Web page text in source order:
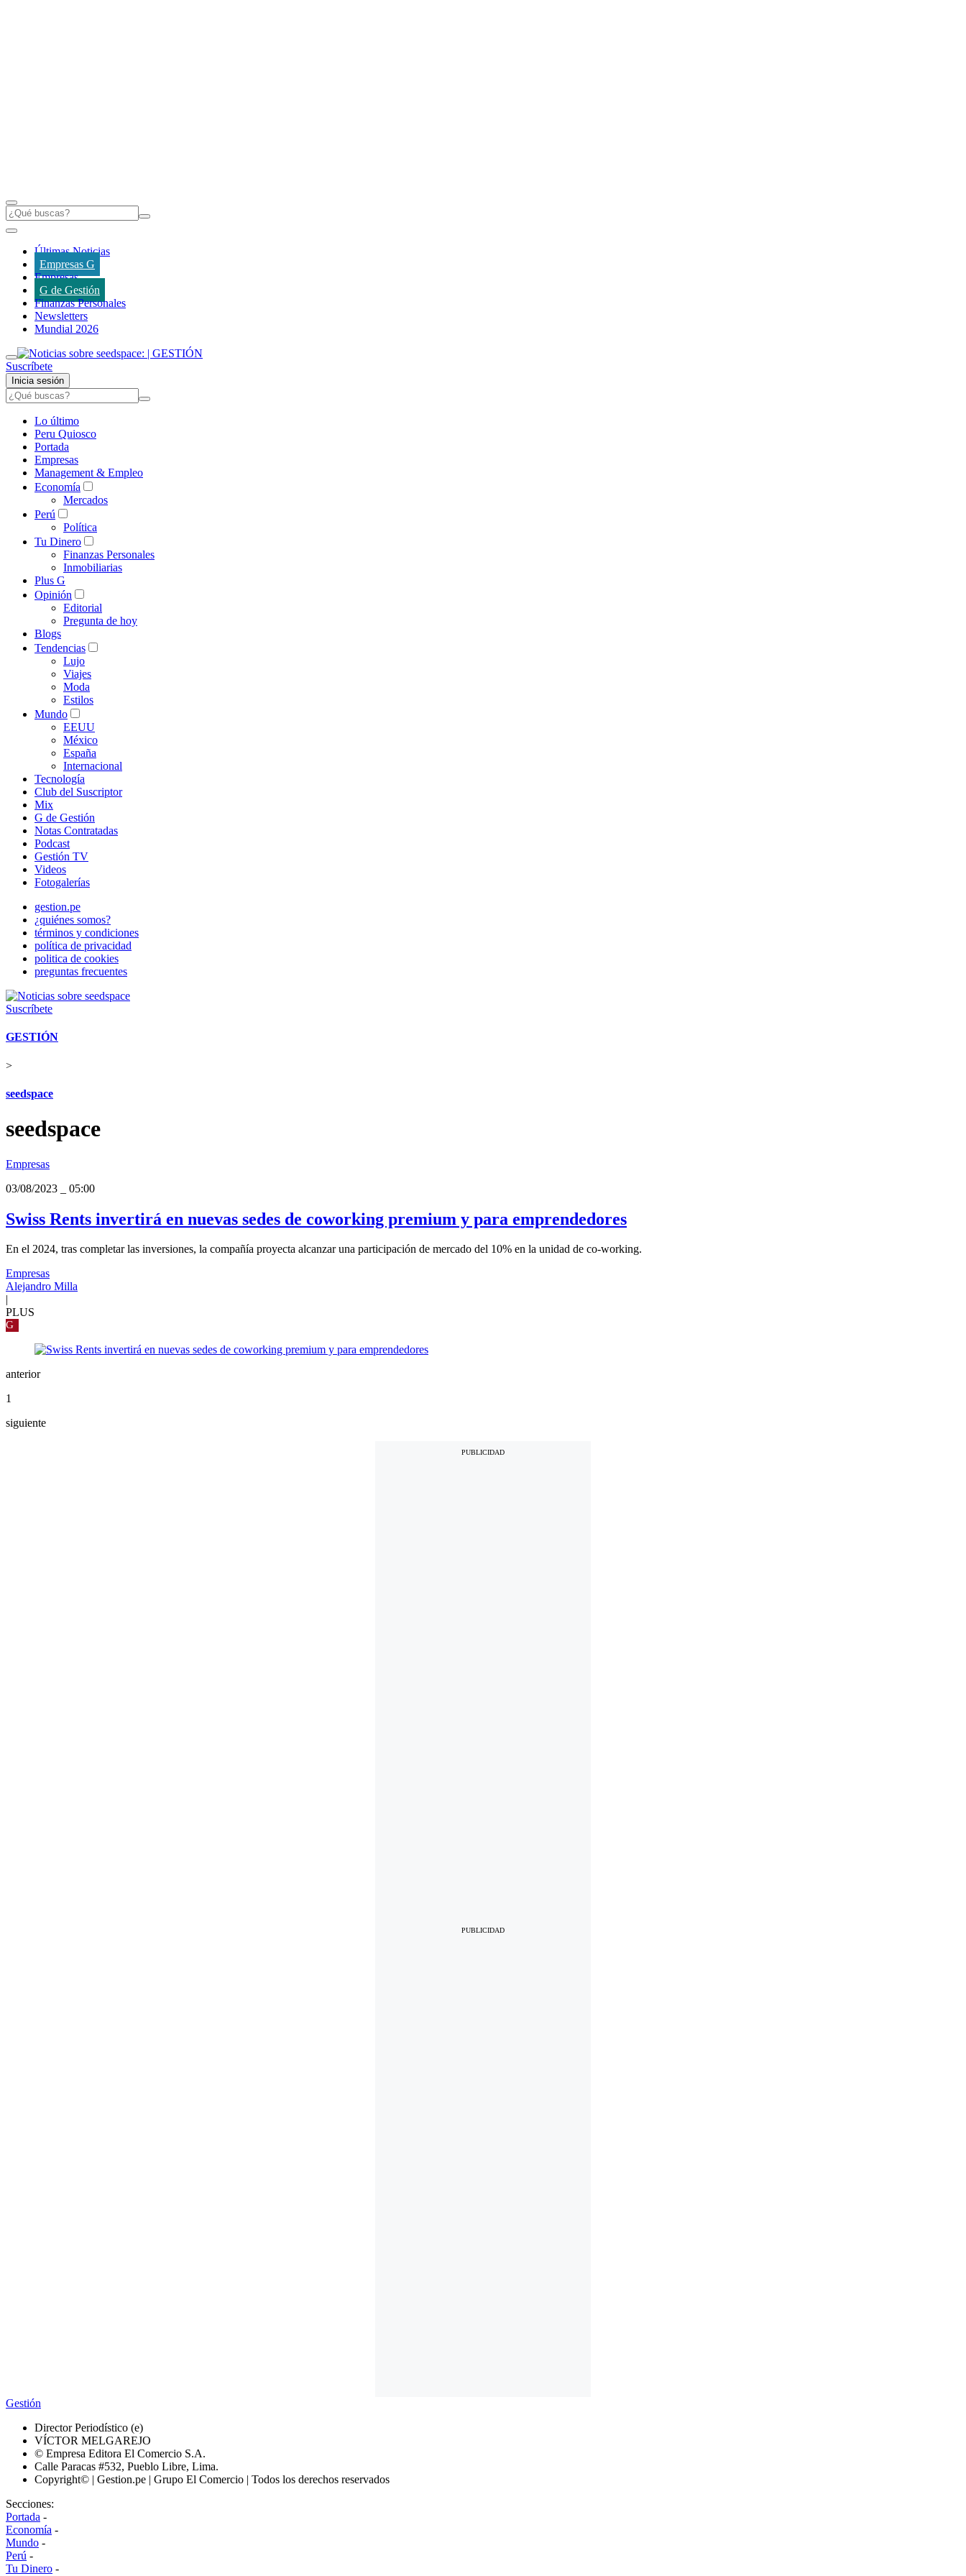
Últimas Noticias
Empresas G
Empresas
G de Gestión
Finanzas Personales
Newsletters
Mundial 2026
Suscríbete
Inicia sesión
Lo último
Peru Quiosco
Portada
Empresas
Management & Empleo
Economía
Mercados
Perú
Política
Tu Dinero
Finanzas Personales
Inmobiliarias
Plus G
Opinión
Editorial
Pregunta de hoy
Blogs
Tendencias
Lujo
Viajes
Moda
Estilos
Mundo
EEUU
México
España
Internacional
Tecnología
Club del Suscriptor
Mix
G de Gestión
Notas Contratadas
Podcast
Gestión TV
Videos
Fotogalerías
gestion.pe
¿quiénes somos?
términos y condiciones
política de privacidad
politica de cookies
preguntas frecuentes
Suscríbete
GESTIÓN
>
seedspace
seedspace
Empresas
03/08/2023
05:00
Swiss Rents invertirá en nuevas sedes de coworking premium y para emprendedores
En el 2024, tras completar las inversiones, la compañía proyecta alcanzar una participación de mercado del 10% en la unidad de co-working.
Empresas
Alejandro Milla
PLUS
G
anterior
1
siguiente
Gestión
Director Periodístico (e)
VÍCTOR MELGAREJO
© Empresa Editora El Comercio S.A.
Calle Paracas #532, Pueblo Libre, Lima.
Copyright© | Gestion.pe | Grupo El Comercio | Todos los derechos reservados
Secciones:
Portada -
Economía -
Mundo -
Perú -
Tu Dinero -